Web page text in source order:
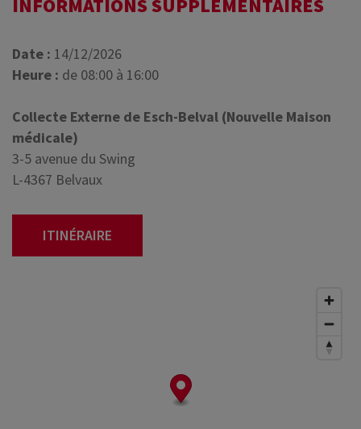
INFORMATIONS SUPPLÉMENTAIRES
Date : 14/12/2026
Heure : de 08:00 à 16:00
Collecte Externe de Esch-Belval (Nouvelle Maison
médicale)
3-5 avenue du Swing
L-4367 Belvaux
ITINÉRAIRE